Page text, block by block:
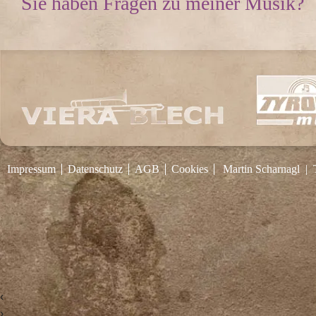
Impressum Datenschutz AGB Cookies Martin Scharnagl |
‹
›